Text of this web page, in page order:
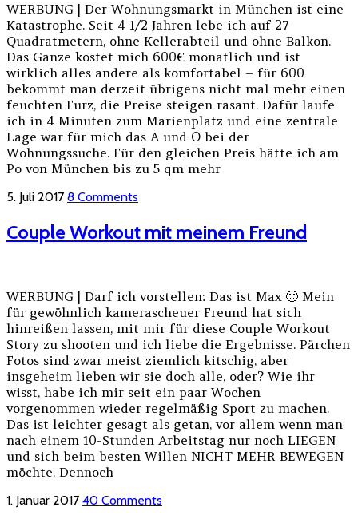
WERBUNG | Der Wohnungsmarkt in München ist eine
Katastrophe. Seit 4 1/2 Jahren lebe ich auf 27
Quadratmetern, ohne Kellerabteil und ohne Balkon.
Das Ganze kostet mich 600€ monatlich und ist
wirklich alles andere als komfortabel – für 600
bekommt man derzeit übrigens nicht mal mehr einen
feuchten Furz, die Preise steigen rasant. Dafür laufe
ich in 4 Minuten zum Marienplatz und eine zentrale
Lage war für mich das A und O bei der
Wohnungssuche. Für den gleichen Preis hätte ich am
Po von München bis zu 5 qm mehr
5. Juli 2017 8 Comments
Couple Workout mit meinem Freund
WERBUNG | Darf ich vorstellen: Das ist Max 🙂 Mein
für gewöhnlich kamerascheuer Freund hat sich
hinreißen lassen, mit mir für diese Couple Workout
Story zu shooten und ich liebe die Ergebnisse. Pärchen
Fotos sind zwar meist ziemlich kitschig, aber
insgeheim lieben wir sie doch alle, oder? Wie ihr
wisst, habe ich mir seit ein paar Wochen
vorgenommen wieder regelmäßig Sport zu machen.
Das ist leichter gesagt als getan, vor allem wenn man
nach einem 10-Stunden Arbeitstag nur noch LIEGEN
und sich beim besten Willen NICHT MEHR BEWEGEN
möchte. Dennoch
1. Januar 2017 40 Comments